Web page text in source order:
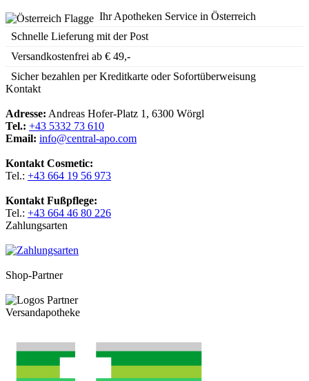
Ihr Apotheken Service in Österreich
Schnelle Lieferung mit der Post
Versandkostenfrei ab € 49,-
Sicher bezahlen per Kreditkarte oder Sofortüberweisung
Kontakt
Adresse: Andreas Hofer-Platz 1, 6300 Wörgl
Tel.: +43 5332 73 610
Email: info@central-apo.com
Kontakt Cosmetic:
Tel.: +43 664 19 56 973
Kontakt Fußpflege:
Tel.: +43 664 46 80 226
Zahlungsarten
Shop-Partner
Versandapotheke